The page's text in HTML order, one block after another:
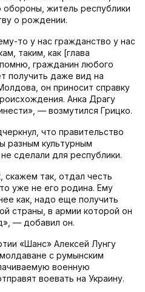
житель республики
о рождении.
то у нас гражданство у нас
таким, как [глава
гражданин любого
получить даже вид на
он приносит справку
Анка Драгу
— возмутился Грицко.
что правительство
разным культурным
сделали для республики.
так, отдал честь
уже не его родина. Ему
как, надо еще получить
страны, в армии которой он
— добавил он.
«Шанс» Алексей Лунгу
молдаване с румынским
военную
воевать на Украину.